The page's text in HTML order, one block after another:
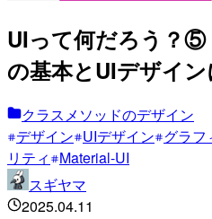
UIって何だろう？⑤
の基本とUIデザイ
クラスメソッドのデザイン
デザイン UIデザイン グラフ
リティ
Material-UI
スギヤマ
2025.04.11